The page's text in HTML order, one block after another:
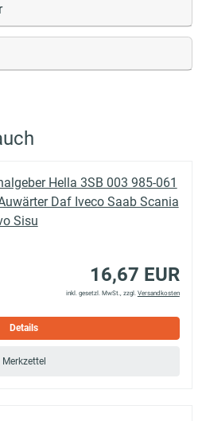
Hella 3SB 003 985-061
Daf Iveco Saab Scania
Sisu
16,67 EUR
inkl. gesetzl. MwSt., zzgl. Versandkosten
Details
Merkzettel